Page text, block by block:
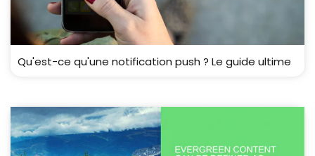
Qu'est-ce qu'une notification push ? Le guide ultime